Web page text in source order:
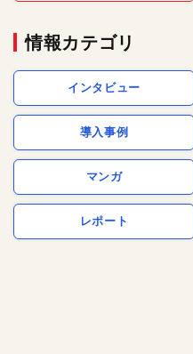
情報カテゴリ
インタビュー
導入事例
マンガ
レポート